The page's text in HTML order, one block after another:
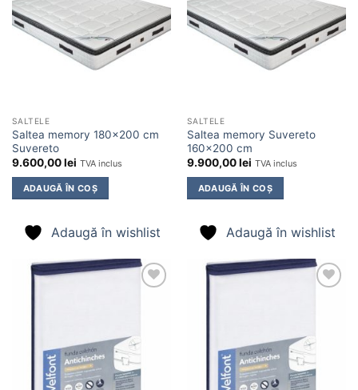
SALTELE
Saltea memory 180×200 cm
Suvereto
9.600,00lei TVA inclus
ADAUGĂ ÎN COȘ
Adaugă în wishlist
SALTELE
Saltea memory Suvereto
160×200 cm
9.900,00lei TVA inclus
ADAUGĂ ÎN COȘ
Adaugă în wishlist